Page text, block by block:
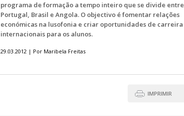
programa de formação a tempo inteiro que se divide entre
Portugal, Brasil e Angola. O objectivo é fomentar relações
económicas na lusofonia e criar oportunidades de carreira
internacionais para os alunos.
29.03.2012 | Por Maribela Freitas
IMPRIMIR